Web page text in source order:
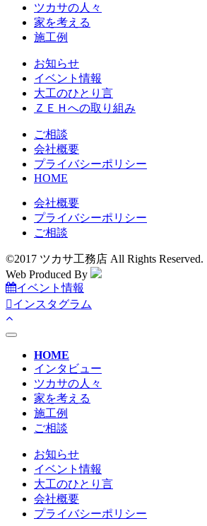
ツカサの人々
家を考える
施工例
お知らせ
イベント情報
大工のひとり言
ＺＥＨへの取り組み
ご相談
会社概要
プライバシーポリシー
HOME
会社概要
プライバシーポリシー
ご相談
©2017 ツカサ工務店 All Rights Reserved.
Web Produced By
イベント情報
インスタグラム
toggle
navigationHOME
インタビュー
ツカサの人々
家を考える
施工例
ご相談
お知らせ
イベント情報
大工のひとり言
会社概要
プライバシーポリシー